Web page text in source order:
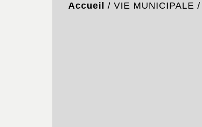
Accueil / VIE MUNICIPALE /